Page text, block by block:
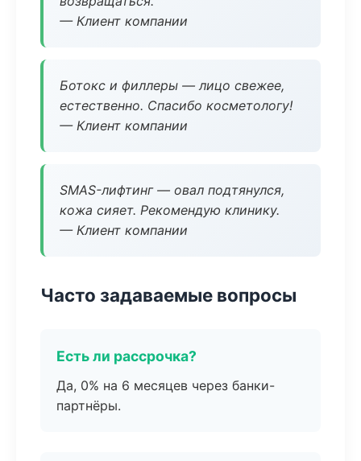
— Клиент компании
Ботокс и филлеры — лицо свежее,
естественно. Спасибо косметологу!
— Клиент компании
SMAS-лифтинг — овал подтянулся,
кожа сияет. Рекомендую клинику.
— Клиент компании
Часто задаваемые вопросы
Есть ли рассрочка?
Да, 0% на 6 месяцев через банки-
партнёры.